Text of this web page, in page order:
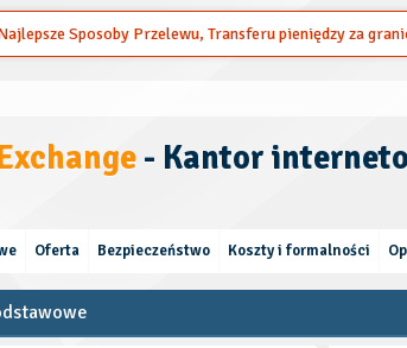
Sposoby Przelewu, Transferu pieniędzy za
- Kantor
Oferta Bezpieczeństwo Koszty i formalności